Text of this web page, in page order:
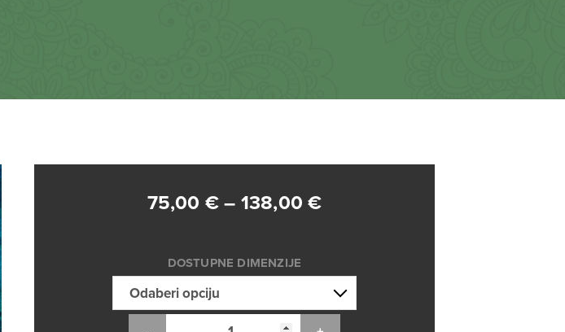
75,00 € – 138,00€Raspon
75,00 €
do
DOSTUPNE DIMENZIJE